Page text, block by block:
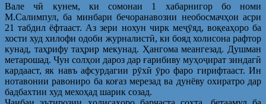
Вале чӣ кунем, ки сомонаи 1 хабарнигор бо номи
М.Салимпул, ба минбари бечоранавозии необосмачҳои асри
21 табдил ёфтааст. Аз зери нохун чирк меҷӯяд, воқеаҳоро ба
хости худ хилофи одоби журналистӣ, ки бояд холисона рафтор
кунад, таҳрифу таҳрир мекунад. Ҳангома меангезад. Душман
метарошад. Чун солҳои дароз дар ғарибиву муҳоҷират зиндагӣ
кардааст, як навъ афсурдагии рӯхӣ ӯро фаро гирифтааст. Ин
нотавонии равониро ба коғаз мерезад ва дунёву охиратро дар
бадбахтии худ мехоҳад шарик созад.